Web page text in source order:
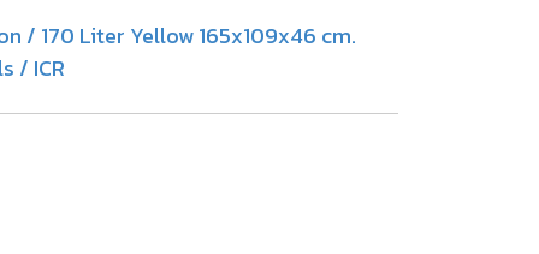
/ 170 Liter Yellow 165x109x46 cm.
/ ICR